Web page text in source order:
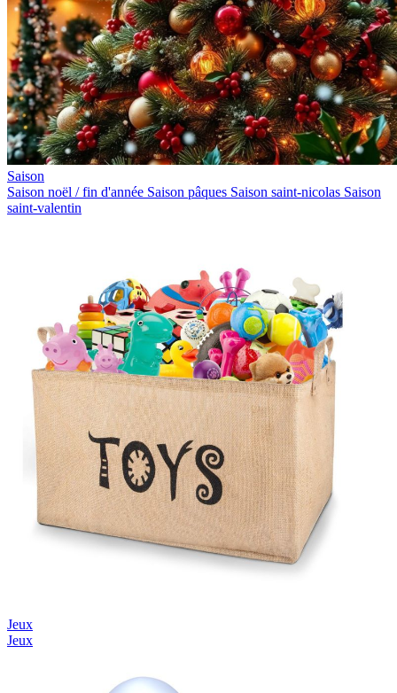
Saison
Saison noël / fin d'année Saison pâques Saison saint-nicolas Saison
saint-valentin
Jeux
Jeux